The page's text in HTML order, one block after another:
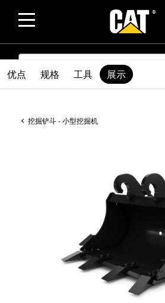
SEARCH
挖掘铲斗 - 小型挖掘机
优点 规格 工具 展示